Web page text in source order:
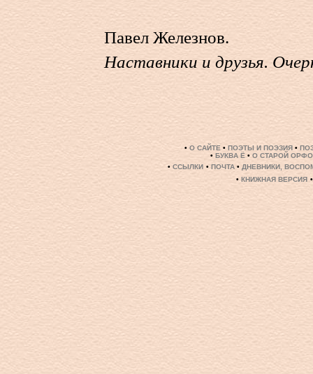
Павел Железнов.
Наставники и друзья.